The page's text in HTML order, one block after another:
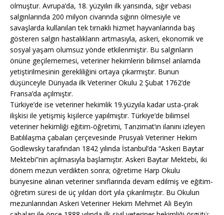
olmuştur. Avrupa’da, 18. yüzyılın ilk yarısında, sığır vebası
salgınlarında 200 milyon civarında sığırın ölmesiyle ve
savaşlarda kullanılan tek tırnaklı hizmet hayvanlarında baş
gösteren salgın hastalıkların artmasıyla, askeri, ekonomik ve
sosyal yaşam olumsuz yönde etkilenmiştir. Bu salgınların
önüne geçilememesi, veteriner hekimlerin bilimsel anlamda
yetiştirilmesinin gerekliliğini ortaya çıkarmıştır. Bunun
düşünceyle Dünyada ilk Veteriner Okulu 2 Şubat 1762’de
Fransa’da açılmıştır.
Türkiye’de ise veteriner hekimlik 19.yüzyıla kadar usta-çırak
ilişkisi ile yetişmiş kişilerce yapılmıştır. Türkiye’de bilimsel
veteriner hekimliği eğitim-öğretimi, Tanzimat’ın ilanını izleyen
Batılılaşma çabaları çerçevesinde Prusyalı Veteriner Hekim
Godlewsky tarafından 1842 yılında İstanbul’da “Askeri Baytar
Mektebi”nin açılmasıyla başlamıştır. Askeri Baytar Mektebi, iki
dönem mezun verdikten sonra; öğretime Harp Okulu
bünyesine alınan veteriner sınıflarında devam edilmiş ve eğitim-
öğretim süresi de üç yıldan dört yıla çıkarılmıştır. Bu Okulun
mezunlarından Askeri Veteriner Hekim Mehmet Ali Bey’in